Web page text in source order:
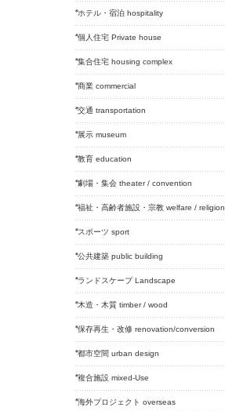
ホテル・宿泊 hospitality
個人住宅 Private house
集合住宅 housing complex
商業 commercial
交通 transportation
展示 museum
教育 education
劇場・集会 theater / convention
福祉・高齢者施設・宗教 welfare / religion
スポーツ sport
公共建築 public building
ランドスケープ Landscape
木造・木質 timber / wood
保存再生・改修 renovation/conversion
都市空間 urban design
複合施設 mixed-Use
海外プロジェクト overseas